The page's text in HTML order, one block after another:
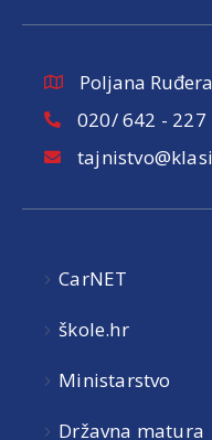
Poljana
020/ 642 - 227
CarNET
škole.hr
Ministarstvo
Državna matura